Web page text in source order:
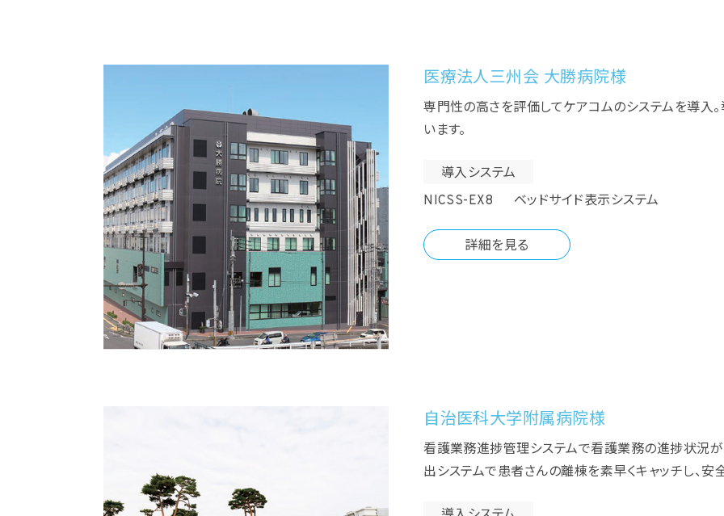
医療法人三州会 大勝病院様
専門性の高さを評価してケアコムのシステムを導入
います。
導入システム
NICSS-EX8 ベッドサイド表示システム
詳細を見る
自治医科大学附属病院様
看護業務進捗管理システムで看護業務の進捗状況
出システムで患者さんの離棟を素早くキャッチし、安